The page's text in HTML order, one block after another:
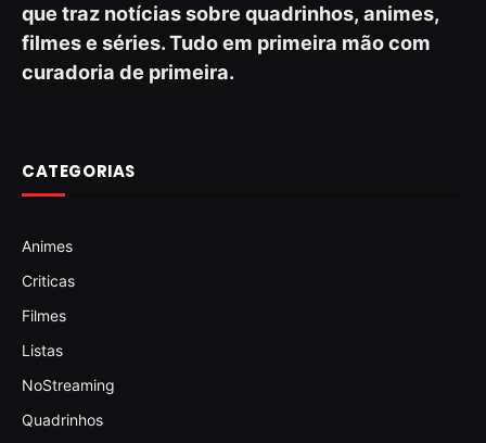
que traz notícias sobre quadrinhos, animes,
filmes e séries. Tudo em primeira mão com
curadoria de primeira.
CATEGORIAS
Animes
Criticas
Filmes
Listas
NoStreaming
Quadrinhos